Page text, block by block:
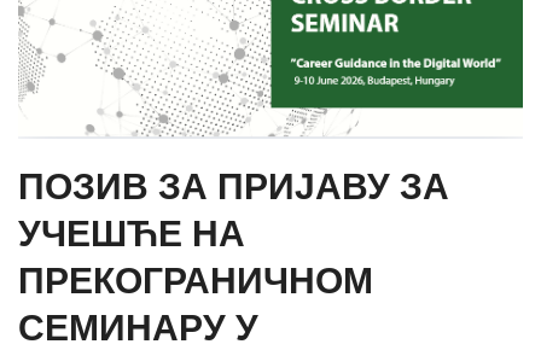
ПОЗИВ ЗА ПРИЈАВУ ЗА
УЧЕШЋЕ НА
ПРЕКОГРАНИЧНОМ
СЕМИНАРУ У